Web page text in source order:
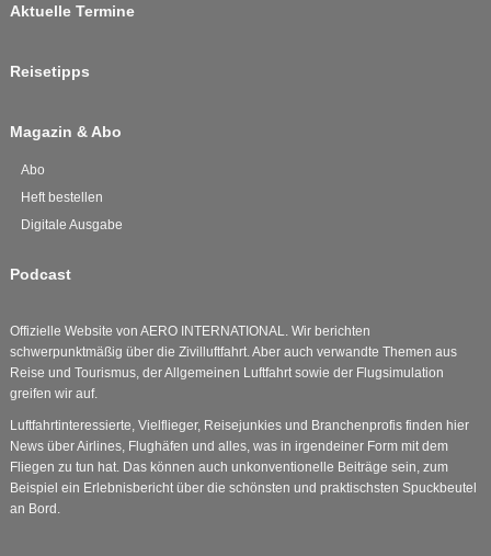
Aktuelle Termine
Reisetipps
Magazin & Abo
Abo
Heft bestellen
Digitale Ausgabe
Podcast
Offizielle Website von AERO INTERNATIONAL. Wir berichten
schwerpunktmäßig über die Zivilluftfahrt. Aber auch verwandte Themen aus
Reise und Tourismus, der Allgemeinen Luftfahrt sowie der Flugsimulation
greifen wir auf.
Luftfahrtinteressierte, Vielflieger, Reisejunkies und Branchenprofis finden hier
News über Airlines, Flughäfen und alles, was in irgendeiner Form mit dem
Fliegen zu tun hat. Das können auch unkonventionelle Beiträge sein, zum
Beispiel ein Erlebnisbericht über die schönsten und praktischsten Spuckbeutel
an Bord.